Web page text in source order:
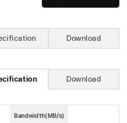
Download
Download
Bandwidth(MB/s)